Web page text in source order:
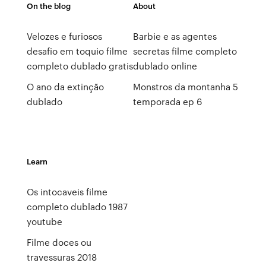
On the blog
Velozes e furiosos
desafio em toquio filme
completo dublado gratis
O ano da extinção
dublado
About
Barbie e as agentes
secretas filme completo
dublado online
Monstros da montanha 5
temporada ep 6
Learn
Os intocaveis filme
completo dublado 1987
youtube
Filme doces ou
travessuras 2018